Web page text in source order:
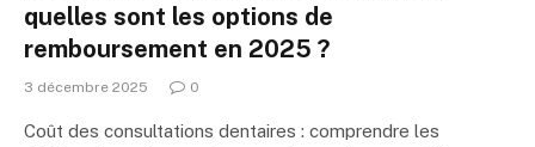
quelles sont les options de
remboursement en 2025 ?
3 décembre 2025 0
Coût des consultations dentaires : comprendre les